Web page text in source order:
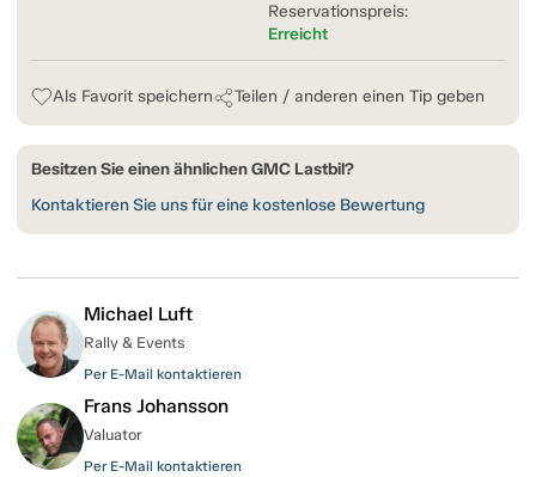
Reservationspreis:
Erreicht
Als Favorit speichern Teilen / anderen einen Tip geben
Besitzen Sie einen ähnlichen GMC Lastbil?
Kontaktieren Sie uns für eine kostenlose Bewertung
Michael Luft
Rally & Events
Per E-Mail kontaktieren
Frans Johansson
Valuator
Per E-Mail kontaktieren